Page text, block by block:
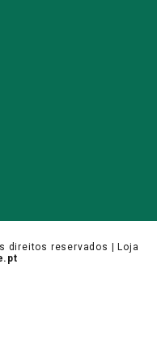
direitos reservados |Loja